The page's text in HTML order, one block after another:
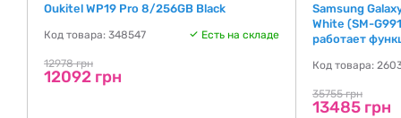
Oukitel WP19 Pro 8/256GB Black
Код товара: 348547 Есть на складе
12978 грн
12092 грн
Samsung
White (SM-
работает
Код товара:
35755 грн
13485 грн